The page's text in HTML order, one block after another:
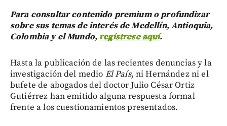
Para consultar contenido premium o profundizar
sobre sus temas de interés de Medellín, Antioquia,
Colombia y el Mundo,regístrese aquí.
Hasta la publicación de las recientes denuncias y la
investigación del medio El País, ni Hernández ni el
bufete de abogados del doctor Julio César Ortiz
Gutiérrez han emitido alguna respuesta formal
frente a los cuestionamientos presentados.